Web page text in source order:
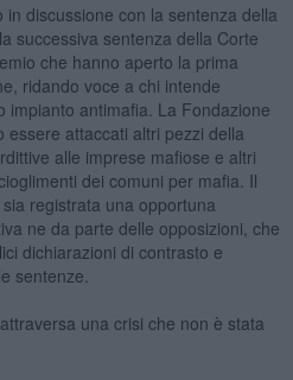
discussione con la sentenza della
successiva sentenza della Corte
che hanno aperto la prima
ridando voce a chi intende
impianto antimafia. La Fondazione
attaccati altri pezzi della
alle imprese mafiose e altri
dei comuni per mafia. Il
registrata una opportuna
ne da parte delle opposizioni, che
dichiarazioni di contrasto e
sentenze.
una crisi che non è stata